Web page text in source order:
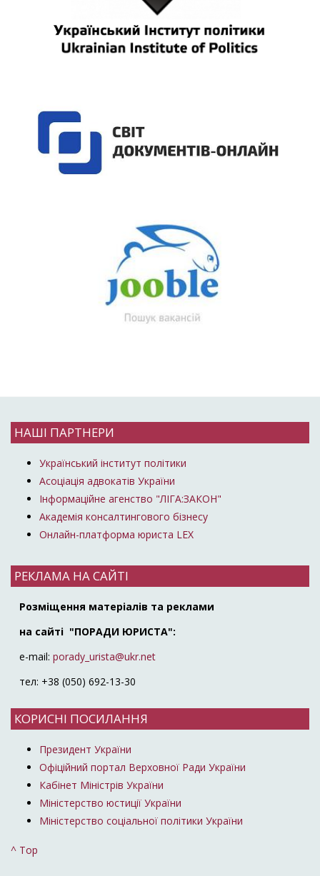
НАШІ ПАРТНЕРИ
Український інститут політики
Асоціація адвокатів України
Інформаційне агенство "ЛІГА:ЗАКОН"
Академія консалтингового бізнесу
Онлайн-платформа юриста LEX
РЕКЛАМА НА САЙТІ
Розміщення матеріалів та реклами
на сайті "ПОРАДИ ЮРИСТА":
e-mail: porady_urista@ukr.net
тел: +38 (050) 692-13-30
КОРИСНІ ПОСИЛАННЯ
Президент України
Офіційний портал Верховної Ради України
Кабінет Міністрів України
Міністерство юстиції України
Міністерство соціальної політики України
^ Top